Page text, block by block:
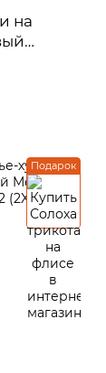
на
Подарок